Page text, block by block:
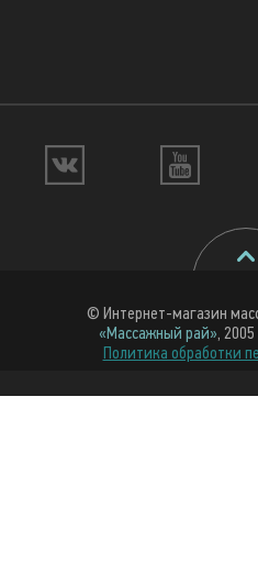
© Интернет-магазин
«Массажный рай»,
Политика обработки